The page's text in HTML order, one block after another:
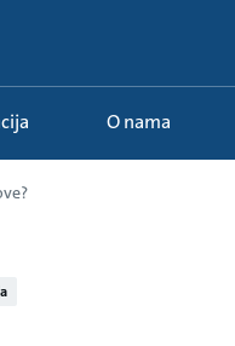
O nama